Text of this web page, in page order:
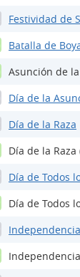
Festividad de
Batalla de
Asunción de
Día de la
Día de la Raza
Día de la
Día de Todos
Día de Todos